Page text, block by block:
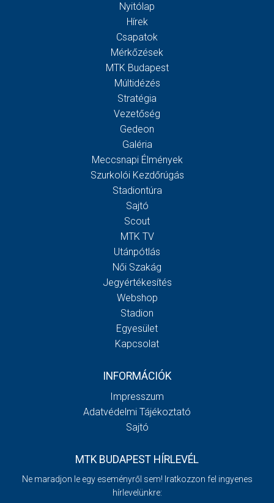
Nyitólap
Hírek
Csapatok
Mérkőzések
MTK Budapest
Múltidézés
Stratégia
Vezetőség
Gedeon
Galéria
Meccsnapi Élmények
Szurkolói Kezdőrúgás
Stadiontúra
Sajtó
Scout
MTK TV
Utánpótlás
Női Szakág
Jegyértékesítés
Webshop
Stadion
Egyesület
Kapcsolat
INFORMÁCIÓK
Impresszum
Adatvédelmi Tájékoztató
Sajtó
MTK BUDAPEST HÍRLEVÉL
Ne maradjon le egy eseményről sem! Iratkozzon fel ingyenes
hírlevelünkre: